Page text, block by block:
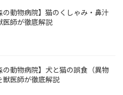
の動物病院】猫のくしゃみ・鼻汁
医師が徹底解説
の動物病院】犬と猫の誤食（異物
獣医師が徹底解説